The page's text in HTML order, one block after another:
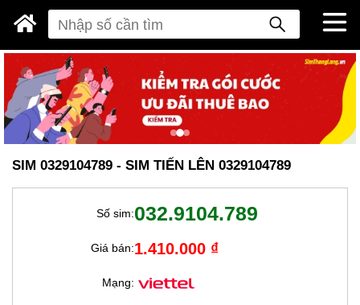
SIM 0329104789 - SIM TIẾN LÊN 0329104789
Số sim:032.9104.789
Giá bán:1.410.000 ₫
Mạng: